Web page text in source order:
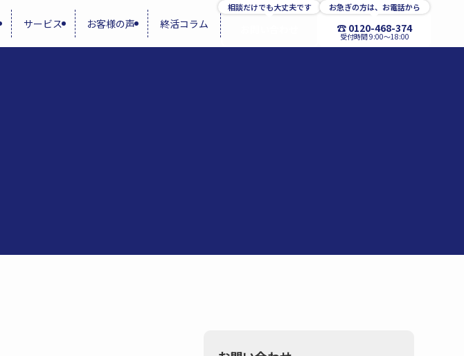
サービス お客様の声 終活コラム
相談だけでも大丈夫です お急ぎの方は、お電話から
☎ 0120-468-374
受付時間 9:00〜18:00